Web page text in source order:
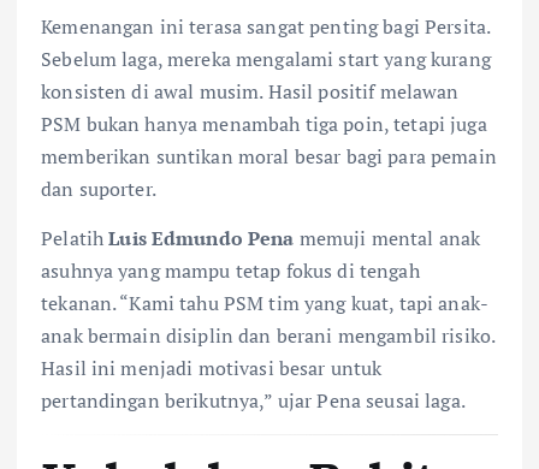
Kemenangan ini terasa sangat penting bagi Persita.
Sebelum laga, mereka mengalami start yang kurang
konsisten di awal musim. Hasil positif melawan
PSM bukan hanya menambah tiga poin, tetapi juga
memberikan suntikan moral besar bagi para pemain
dan suporter.
PelatihLuis Edmundo Pena memuji mental anak
asuhnya yang mampu tetap fokus di tengah
tekanan. “Kami tahu PSM tim yang kuat, tapi anak-
anak bermain disiplin dan berani mengambil risiko.
Hasil ini menjadi motivasi besar untuk
pertandingan berikutnya,” ujar Pena seusai laga.